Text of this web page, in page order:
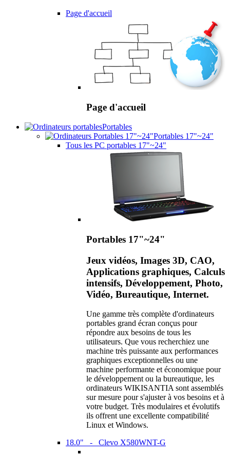
Page d'accueil
Page d'accueil
Portables
Portables 17"~24"
Tous les PC portables 17"~24"
Portables 17"~24"
Jeux vidéos, Images 3D, CAO,
Applications graphiques, Calculs
intensifs, Développement, Photo,
Vidéo, Bureautique, Internet.
Une gamme très complète d'ordinateurs
portables grand écran conçus pour
répondre aux besoins de tous les
utilisateurs. Que vous recherchiez une
machine très puissante aux performances
graphiques exceptionnelles ou une
machine performante et économique pour
le développement ou la bureautique, les
ordinateurs WIKISANTIA sont assemblés
sur mesure pour s'ajuster à vos besoins et à
votre budget. Très modulaires et évolutifs
ils offrent une excellente compatibilité
Linux et Windows.
18.0" - Clevo X580WNT-G